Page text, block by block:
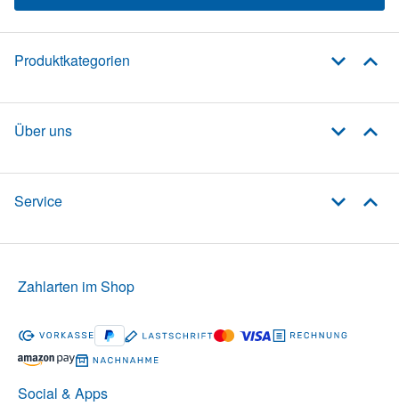
Produktkategorien
Über uns
Service
Social & Apps
Zahlarten im Shop